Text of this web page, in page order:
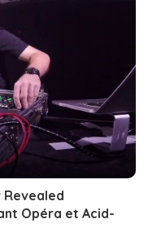
Opéra et Acid-